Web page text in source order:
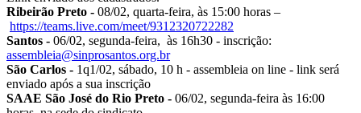
Ribeirão Preto - 08/02, quarta-feira, às 15:00 horas –
https://teams.live.com/meet/9312320722282
Santos - 06/02, segunda-feira, às 16h30 - inscrição:
assembleia@sinprosantos.org.br
São Carlos - 1q1/02, sábado, 10 h - assembleia on line - link será
enviado após a sua inscrição
SAAE São José do Rio Preto - 06/02, segunda-feira às 16:00